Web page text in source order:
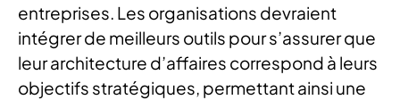
entreprises. Les organisations devraient
intégrer de meilleurs outils pour s’assurer que
leur architecture d’affaires correspond à leurs
objectifs stratégiques, permettant ainsi une